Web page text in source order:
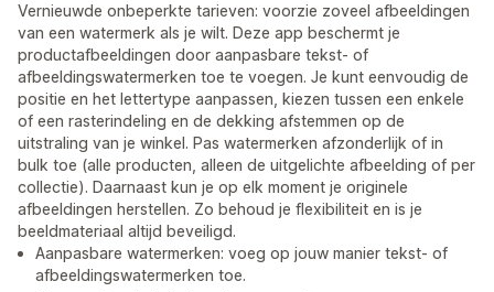
Vernieuwde onbeperkte tarieven: voorzie zoveel afbeeldingen
van een watermerk als je wilt. Deze app beschermt je
productafbeeldingen door aanpasbare tekst- of
afbeeldingswatermerken toe te voegen. Je kunt eenvoudig de
positie en het lettertype aanpassen, kiezen tussen een enkele
of een rasterindeling en de dekking afstemmen op de
uitstraling van je winkel. Pas watermerken afzonderlijk of in
bulk toe (alle producten, alleen de uitgelichte afbeelding of per
collectie). Daarnaast kun je op elk moment je originele
afbeeldingen herstellen. Zo behoud je flexibiliteit en is je
beeldmateriaal altijd beveiligd.
Aanpasbare watermerken: voeg op jouw manier tekst- of
afbeeldingswatermerken toe.